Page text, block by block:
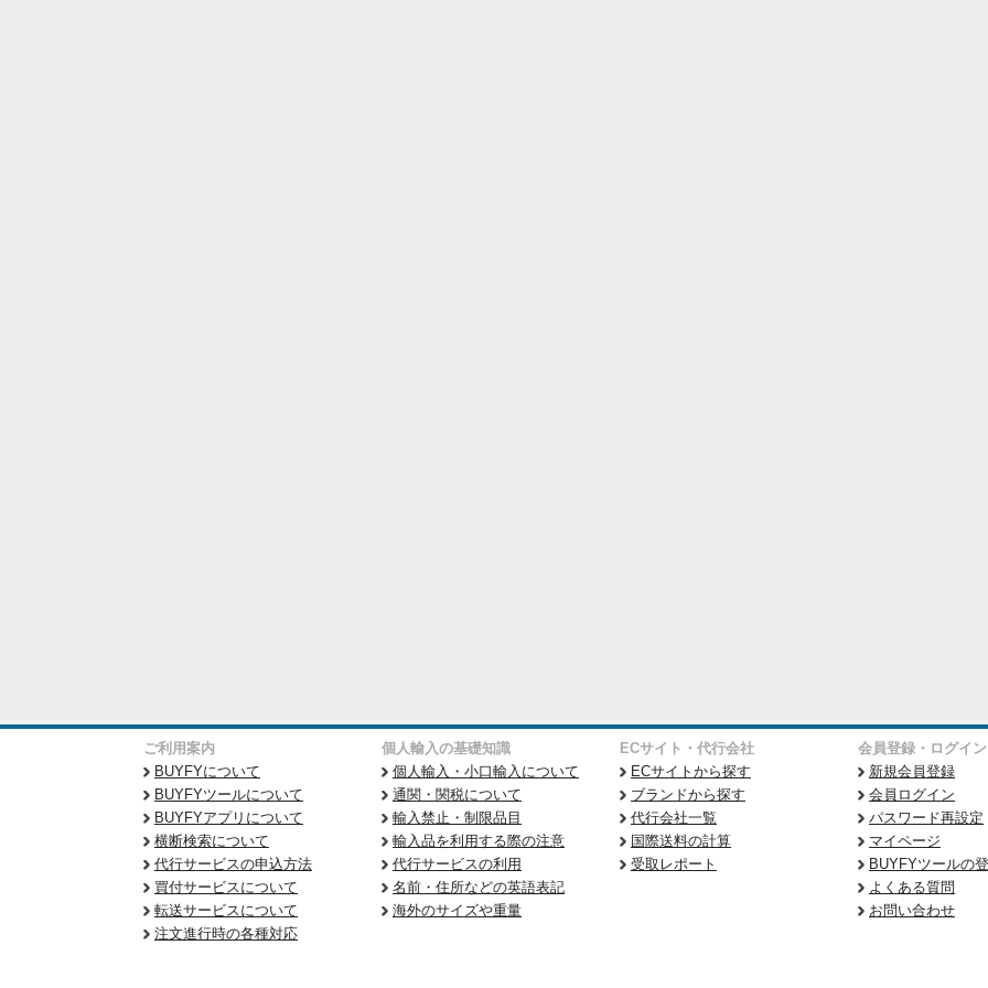
ご利用案内
BUYFYについて
BUYFYツールについて
BUYFYアプリについて
横断検索について
代行サービスの申込方法
買付サービスについて
転送サービスについて
注文進行時の各種対応
個人輸入の基礎知識
個人輸入・小口輸入について
通関・関税について
輸入禁止・制限品目
輸入品を利用する際の注意
代行サービスの利用
名前・住所などの英語表記
海外のサイズや重量
ECサイト・代行会社
ECサイトから探す
ブランドから探す
代行会社一覧
国際送料の計算
受取レポート
会員登録・ログイン
新規会員登録
会員ログイン
パスワード再設定
マイページ
BUYFYツールの
よくある質問
お問い合わせ